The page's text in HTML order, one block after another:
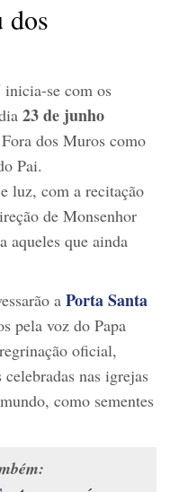
dos
inicia-se com os
23de junho
dos Muros como
Pai.
luz, com a recitação
de Monsenhor
aqueles que ainda
a Porta Santa
pela voz do Papa
oficial,
nas igrejas
como sementes